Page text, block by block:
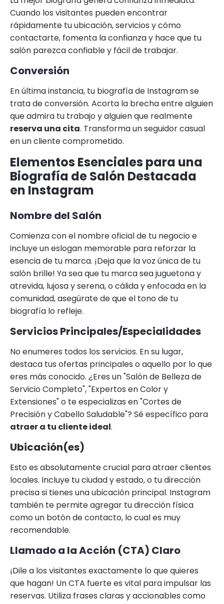
Cuando los visitantes pueden encontrar
rápidamente tu ubicación, servicios y cómo
contactarte, fomenta la confianza y hace que tu
salón parezca confiable y fácil de trabajar.
Conversión
En última instancia, tu biografía de Instagram se
trata de conversión. Acorta la brecha entre alguien
que admira tu trabajo y alguien que realmente
reserva una cita. Transforma un seguidor casual
en un cliente comprometido.
Elementos Esenciales para una
Biografía de Salón Destacada
en Instagram
Nombre del Salón
Comienza con el nombre oficial de tu negocio e
incluye un eslogan memorable para reforzar la
esencia de tu marca. ¡Deja que la voz única de tu
salón brille! Ya sea que tu marca sea juguetona y
atrevida, lujosa y serena, o cálida y enfocada en la
comunidad, asegúrate de que el tono de tu
biografía lo refleje.
Servicios Principales/Especialidades
No enumeres todos los servicios. En su lugar,
destaca tus ofertas principales o aquello por lo que
eres más conocido. ¿Eres un "Salón de Belleza de
Servicio Completo", "Expertos en Color y
Extensiones" o te especializas en "Cortes de
Precisión y Cabello Saludable"? Sé específico para
atraer a tu cliente ideal.
Ubicación(es)
Esto es absolutamente crucial para atraer clientes
locales. Incluye tu ciudad y estado, o tu dirección
precisa si tienes una ubicación principal. Instagram
también te permite agregar tu dirección física
como un botón de contacto, lo cual es muy
recomendable.
Llamado a la Acción (CTA) Claro
¡Dile a los visitantes exactamente lo que quieres
que hagan! Un CTA fuerte es vital para impulsar las
reservas. Utiliza frases claras y accionables como